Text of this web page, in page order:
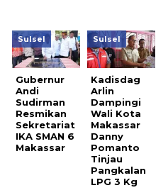
Sulsel
Gubernur
Andi
Sudirman
Resmikan
Sekretariat
IKA SMAN 6
Makassar
Sulsel
Kadisdag
Arlin
Dampingi
Wali Kota
Makassar
Danny
Pomanto
Tinjau
Pangkalan
LPG 3 Kg